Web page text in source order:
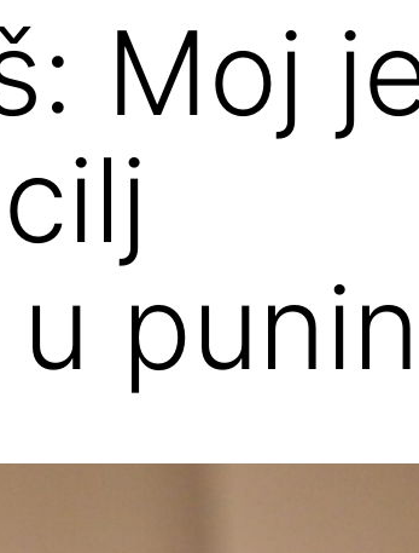
Moj